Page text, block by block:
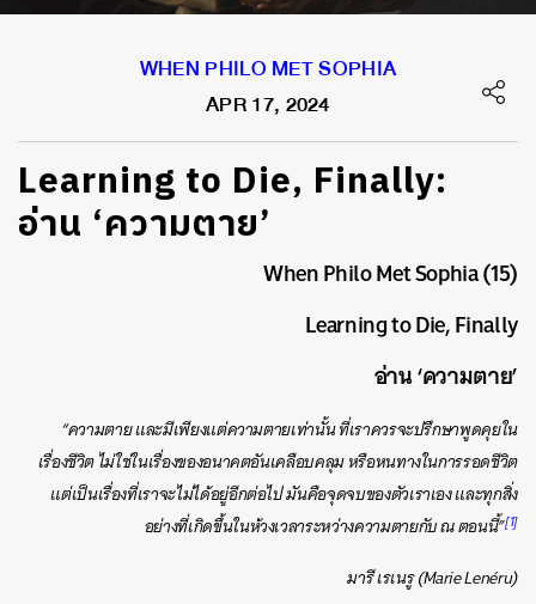
WHEN PHILO MET SOPHIA
APR 17, 2024
Learning to Die, Finally:
อ่าน ‘ความตาย’
When Philo Met Sophia (15)
Learning to Die, Finally
อ่าน ‘ความตาย’
“ความตาย และมีเพียงแต่ความตายเท่านั้น ที่เราควรจะปรึกษาพูดคุยใน
เรื่องชีวิต ไม่ใช่ในเรื่องของอนาคตอันเคลือบคลุม หรือหนทางในการรอดชีวิต
แต่เป็นเรื่องที่เราจะไม่ได้อยู่อีกต่อไป มันคือจุดจบของตัวเราเอง และทุกสิ่ง
อย่างที่เกิดขึ้นในห้วงเวลาระหว่างความตายกับ ณ ตอนนี้”[1]
มารี เรเนรู (Marie Lenéru)